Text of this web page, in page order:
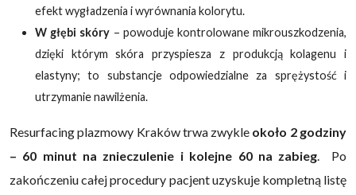
efekt wygładzenia i wyrównania kolorytu.
W głębi skóry – powoduje kontrolowane mikrouszkodzenia,
dzięki którym skóra przyspiesza z produkcją kolagenu i
elastyny; to substancje odpowiedzialne za sprężystość i
utrzymanie nawilżenia.
Resurfacing plazmowy Kraków trwa zwykle około 2 godziny
– 60 minut na znieczulenie i kolejne 60 na zabieg. Po
zakończeniu całej procedury pacjent uzyskuje kompletną listę